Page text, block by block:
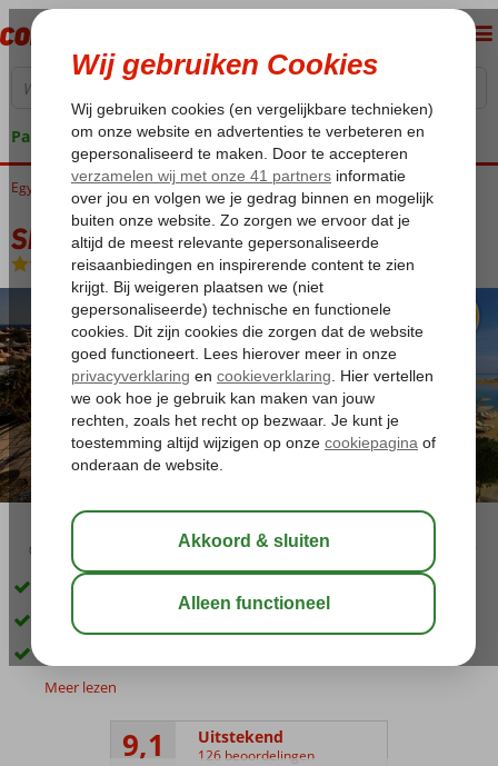
Pakketgarantie
Home
Egypte Rode Zee Hurghada El Gouna Sheraton Miramar
Sheraton Miramar
Ultra All Inclusive-Hotel
04:50 aug 34°C
Prachtig, ruim opgezet complex
3 eigen privéstranden
Meer lezen
9,1 Uitstekend
126 beoordelingen